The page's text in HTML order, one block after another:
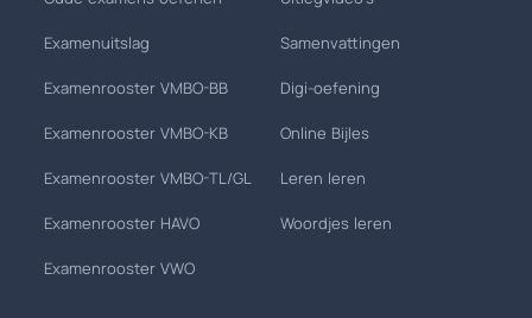
Examenuitslag
Examenrooster VMBO-BB
Examenrooster VMBO-KB
Examenrooster VMBO-TL/GL
Examenrooster HAVO
Examenrooster VWO
Samenvattingen
Digi-oefening
Online Bijles
Leren leren
Woordjes leren